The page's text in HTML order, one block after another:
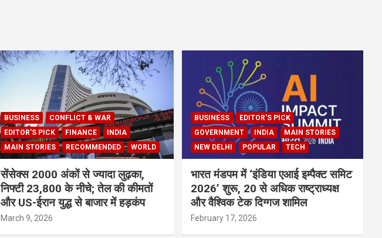
BUSINESS
CONFLICT & WAR
EDITOR'S PICK
FINANCE
INDIA
MAIN STORIES
RECOMMENDED WORLD
सेंसेक्स 2000 अंकों से ज्यादा लुढ़का,
निफ्टी 23,800 के नीचे; तेल की कीमतों
और US-ईरान युद्ध से बाजार में हड़कंप
March 9, 2026
BUSINESS
EDITOR'S PICK
GOVERNMENT
INDIA
MAIN STORIES
NEW DELHI
POPULAR TECH
भारत मंडपम में ‘इंडिया एआई इम्पैक्ट समिट
2026’ शुरू, 20 से अधिक राष्ट्राध्यक्ष
और वैश्विक टेक दिग्गज शामिल
February 17, 2026